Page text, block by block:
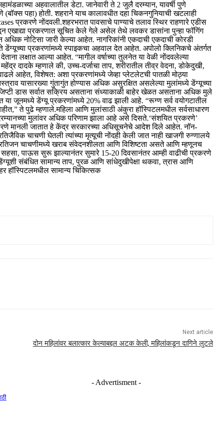
अहवालातील डेटा. जानेवारी ते 2 जुलै दरम्यान, यावर्षी पुणे
पहा) होती. शहराने याच कालावधीत दहा चिकनगुनियाची खटलाही
प्रकरणे नोंदवली.शहरभरात पावसाचे पाण्याचे तलाव स्थिर राहणारे एडीस
एखाद्या प्रकरणात सूचित केले गेले असेल तेथे लवकर डासांना पुन्हा फॉगिंग
नोटिसा जारी केल्या आहेत. नागरिकांनी एकदाची एकदाची कोरडी
डेंग्यूच्या प्रकरणांमध्ये स्पाइकचा अहवाल देत आहेत. अपोलो क्लिनिकचे अंतर्गत
लक्षात आल्या आहेत. “मागील वर्षाच्या तुलनेत या वेळी नोंदवलेल्या
दादके म्हणाले की, उच्च-दर्जाचा ताप, शरीरातील तीव्र वेदना, डोकेदुखी,
आहेत, विशेषत: अशा प्रकरणांमध्ये जेव्हा प्लेटलेटची पातळी मोठ्या
यासारख्या गुंतागुंत होण्यास अधिक असुरक्षित असलेल्या मुलांमध्ये डेंग्यूच्या
डास सर्वात सक्रिय असताना संध्याकाळी बाहेर खेळत असताना अधिक मुले
या जूनमध्ये डेंग्यू प्रकरणांमध्ये 20% वाढ झाली आहे. “रूग्ण सर्व वयोगटातील
ते पुढे म्हणाले.महिला आणि मुलांसाठी अंकुरा हॉस्पिटलमधील सर्वसाधारण
मुलांवर अधिक परिणाम झाला आहे असे दिसते.‘संशयित प्रकरणे’
मानली जातात हे केंद्र सरकारच्या अधिसूचनेचे आदेश दिले आहेत.नॉन-
चाचणी घेतली त्यांच्या मृत्यूची नोंदही केली जात नाहीखाजगी रुग्णालये
चाचणीमध्ये खराब संवेदनशीलता आणि विशिष्टता असते आणि म्हणूनच
पाऊस सुरू झाल्यानंतर सुमारे 15-20 दिवसानंतर आम्ही वाढीची प्रकरणे
संबंधित सामान्य ताप, पुरळ आणि सांधेदुखीपेक्षा थकवा, त्रास आणि
हॉस्पिटलमधील सामान्य चिकित्सक
Next article
दोन महिलांवर बलात्कार केल्याबद्दल अटक केली, महिलांकडून दागिने लुटले
- Advertisment -